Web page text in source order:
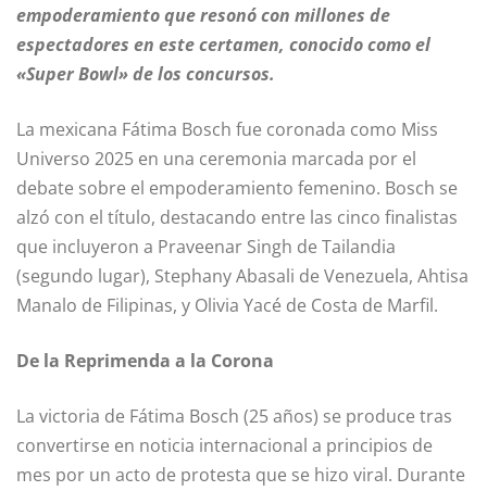
empoderamiento que resonó con millones de
espectadores en este certamen, conocido como el
«Super Bowl» de los concursos.
La mexicana Fátima Bosch fue coronada como Miss
Universo 2025 en una ceremonia marcada por el
debate sobre el empoderamiento femenino. Bosch se
alzó con el título, destacando entre las cinco finalistas
que incluyeron a Praveenar Singh de Tailandia
(segundo lugar), Stephany Abasali de Venezuela, Ahtisa
Manalo de Filipinas, y Olivia Yacé de Costa de Marfil.
De la Reprimenda a la Corona
La victoria de Fátima Bosch (25 años) se produce tras
convertirse en noticia internacional a principios de
mes por un acto de protesta que se hizo viral. Durante